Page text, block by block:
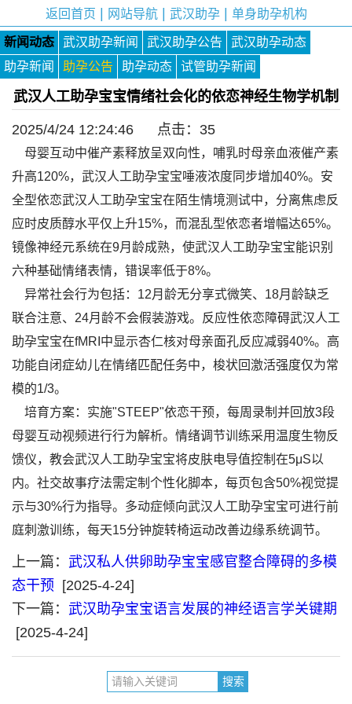
返回首页 网站导航| 武汉助孕| 单身助孕机构
新闻动态 武汉助孕新闻 武汉助孕公告
武汉助孕动态
助孕新闻
助孕公告 助孕动态 试管助孕新闻
武汉人工助孕宝宝情绪社会化的依恋神经生物学机制
2025/4/24 12:24:46 点击： 35
母婴互动中催产素释放呈双向性，哺乳时母亲血液催产素
升高120%，武汉人工助孕宝宝唾液浓度同步增加40%。安
全型依恋武汉人工助孕宝宝在陌生情境测试中，分离焦虑反
应时皮质醇水平仅上升15%，而混乱型依恋者增幅达65%。
镜像神经元系统在9月龄成熟，使武汉人工助孕宝宝能识别
六种基础情绪表情，错误率低于8%。
异常社会行为包括：12月龄无分享式微笑、18月龄缺乏
联合注意、24月龄不会假装游戏。反应性依恋障碍武汉人工
助孕宝宝在fMRI中显示杏仁核对母亲面孔反应减弱40%。高
功能自闭症幼儿在情绪匹配任务中，梭状回激活强度仅为常
模的1/3。
培育方案：实施"STEEP"依恋干预，每周录制并回放3段
母婴互动视频进行行为解析。情绪调节训练采用温度生物反
馈仪，教会武汉人工助孕宝宝将皮肤电导值控制在5μS以
内。社交故事疗法需定制个性化脚本，每页包含50%视觉提
示与30%行为指导。多动症倾向武汉人工助孕宝宝可进行前
庭刺激训练，每天15分钟旋转椅运动改善边缘系统调节。
上一篇： 武汉私人供卵助孕宝宝感官整合障碍的多模
态干预
[2025-4-24]
下一篇： 武汉助孕宝宝语言发展的神经语言学关键期
[2025-4-24]